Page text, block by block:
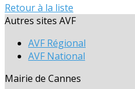
Retour à la liste
Autres sites AVF
AVF Régional
AVF National
Mairie de Cannes